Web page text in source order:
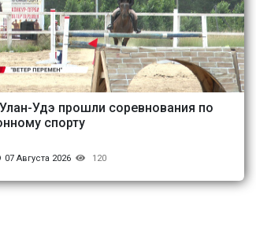
Удэ прошли соревнования по
спорту
07 Августа 2026 120